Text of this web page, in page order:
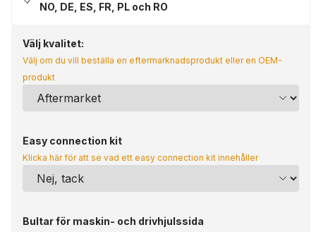
NO, DE, ES, FR, PL och RO
Välj kvalitet:
Välj om du vill beställa en eftermarknadsprodukt eller en OEM-
produkt
Easy connection kit
Klicka här för att se vad ett easy connection kit innehåller
Bultar för maskin- och drivhjulssida